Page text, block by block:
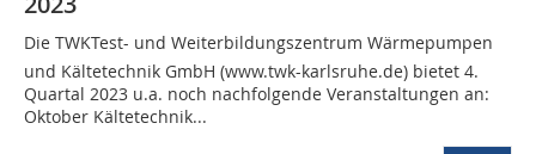
Die TWKTest- und Weiterbildungszentrum Wärmepumpen
und Kältetechnik GmbH (www.twk-karlsruhe.de) bietet 4.
Quartal 2023 u.a. noch nachfolgende Veranstaltungen an:
Oktober Kältetechnik...